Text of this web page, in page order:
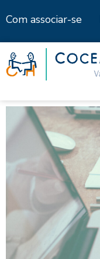
to
content
Com associar-se